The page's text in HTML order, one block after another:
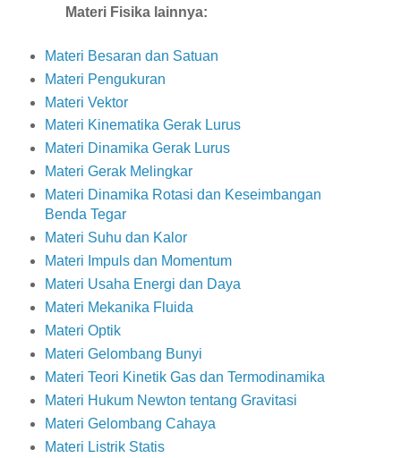
Materi Fisika lainnya:
Materi Besaran dan Satuan
Materi Pengukuran
Materi Vektor
Materi Kinematika Gerak Lurus
Materi Dinamika Gerak Lurus
Materi Gerak Melingkar
Materi Dinamika Rotasi dan Keseimbangan
Benda Tegar
Materi Suhu dan Kalor
Materi Impuls dan Momentum
Materi Usaha Energi dan Daya
Materi Mekanika Fluida
Materi Optik
Materi Gelombang Bunyi
Materi Teori Kinetik Gas dan Termodinamika
Materi Hukum Newton tentang Gravitasi
Materi Gelombang Cahaya
Materi Listrik Statis